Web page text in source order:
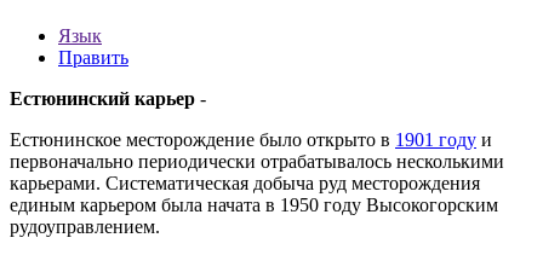
Язык
Править
Естюнинский карьер -
Естюнинское месторождение было открыто в 1901 году и
первоначально периодически отрабатывалось несколькими
карьерами. Систематическая добыча руд месторождения
единым карьером была начата в 1950 году Высокогорским
рудоуправлением.